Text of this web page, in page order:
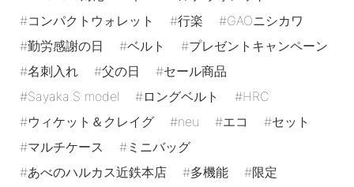
コンパクトウォレット
行楽
GAOニシカワ
勤労感謝の日
ベルト
プレゼントキャンペーン
名刺入れ
父の日
セール商品
Sayaka.S model
ロングベルト
HRC
ウィケット＆クレイグ
neu エコ
セット
マルチケース
ミニバッグ
あべのハルカス近鉄本店
多機能
限定